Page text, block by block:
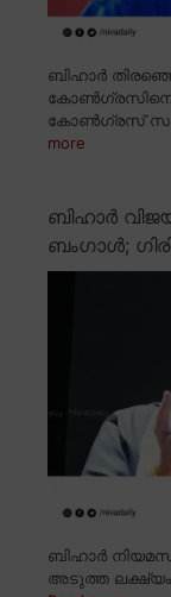
ബിഹാർ
കോൺഗ്രസ്
more
ബിഹാർ
ബംഗാൾ;
ബിഹാർ
അടുത്ത ലക്ഷ്യം